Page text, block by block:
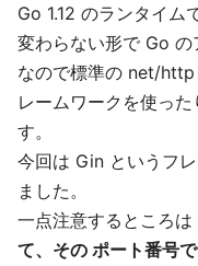
Go 1.12 のランタイム
変わらない形で Go の
なので標準の net/http
レームワークを使っ
す。
今回は Gin というフ
ました。
一点注意するところは
て、その ポート番号